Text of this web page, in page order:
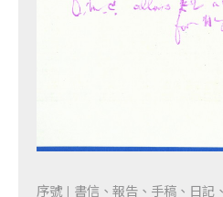
序號 | 書信、報告、手稿、日記